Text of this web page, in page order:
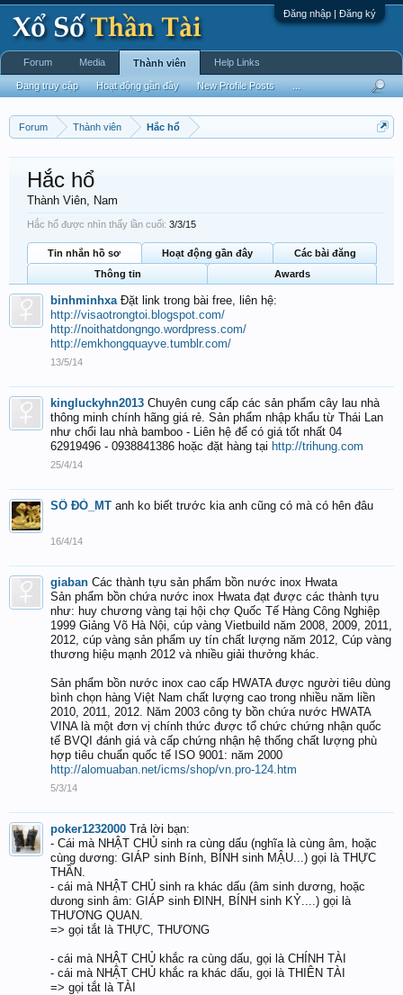
Đăng nhập | Đăng ký
Forum Thành viên Hắc hổ
Hắc hổ
Thành Viên, Nam
Hắc hổ được nhìn thấy lần cuối: 3/3/15
Tin nhắn hồ sơ Hoạt động gần đây
Các bài đăng
Thông tin
Awards
binhminhxa Đặt link trong bài free, liên hệ:
http://visaotrongtoi.blogspot.com/
http://noithatdongngo.wordpress.com/
http://emkhongquayve.tumblr.com/
13/5/14
kingluckyhn2013 Chuyên cung cấp các sản phẩm cây lau nhà
thông minh chính hãng giá rẻ. Sản phẩm nhập khẩu từ Thái Lan
như chổi lau nhà bamboo - Liên hệ để có giá tốt nhất 04
62919496 - 0938841386 hoặc đặt hàng tại http://trihung.com
25/4/14
SỐ ĐỎ_MT anh ko biết trước kia anh cũng có mà có hên đâu
16/4/14
giaban Các thành tựu sản phẩm bồn nước inox Hwata
Sản phẩm bồn chứa nước inox Hwata đạt được các thành tựu
như: huy chương vàng tại hội chợ Quốc Tế Hàng Công Nghiệp
1999 Giảng Võ Hà Nội, cúp vàng Vietbuild năm 2008, 2009, 2011,
2012, cúp vàng sản phẩm uy tín chất lượng năm 2012, Cúp vàng
thương hiệu mạnh 2012 và nhiều giải thưởng khác.
Sản phẩm bồn nước inox cao cấp HWATA được người tiêu dùng
bình chọn hàng Việt Nam chất lượng cao trong nhiều năm liền
2010, 2011, 2012. Năm 2003 công ty bồn chứa nước HWATA
VINA là một đơn vị chính thức được tổ chức chứng nhận quốc
tế BVQI đánh giá và cấp chứng nhận hệ thống chất lượng phù
hợp tiêu chuẩn quốc tế ISO 9001: năm 2000
http://alomuaban.net/icms/shop/vn.pro-124.htm
5/3/14
poker1232000 Trả lời bạn:
- Cái mà NHẬT CHỦ sinh ra cùng dấu (nghĩa là cùng âm, hoặc
cùng dương: GIÁP sinh Bính, BÍNH sinh MẬU...) gọi là THỰC
THẦN.
- cái mà NHẬT CHỦ sinh ra khác dấu (âm sinh dương, hoặc
dưong sinh âm: GIÁP sinh ĐINH, BÍNH sinh KỶ....) gọi là
THƯƠNG QUAN.
=> gọi tắt là THỰC, THƯƠNG
- cái mà NHẬT CHỦ khắc ra cùng dấu, gọi là CHÍNH TÀI
- cái mà NHẬT CHỦ khắc ra khác dấu, gọi là THIÊN TÀI
=> gọi tắt là TÀI
Forum Media Thành viên
Đang truy cập Hoạt động gần đây New Profile Posts
Help Links